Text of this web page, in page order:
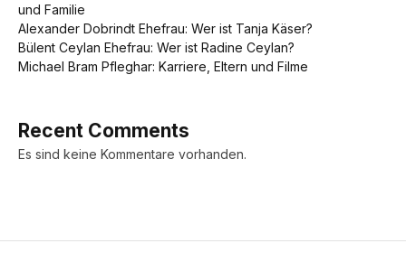
und Familie
Alexander Dobrindt Ehefrau: Wer ist Tanja Käser?
Bülent Ceylan Ehefrau: Wer ist Radine Ceylan?
Michael Bram Pfleghar: Karriere, Eltern und Filme
Recent Comments
Es sind keine Kommentare vorhanden.